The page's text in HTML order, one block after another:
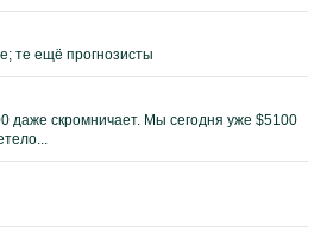
те ещё прогнозисты
даже скромничает. Мы сегодня уже $5100